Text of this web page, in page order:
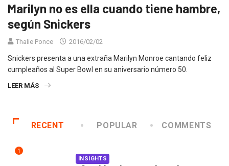
Marilyn no es ella cuando tiene hambre,
según Snickers
Thalie Ponce 2016/02/02
Snickers presenta a una extraña Marilyn Monroe cantando feliz
cumpleaños al Super Bowl en su aniversario número 50.
LEER MÁS
RECENT POPULAR COMMENTS
1
INSIGHTS